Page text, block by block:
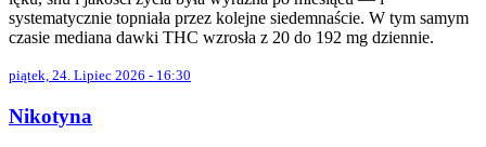
systematycznie topniała przez kolejne siedemnaście. W tym samym
czasie mediana dawki THC wzrosła z 20 do 192 mg dziennie.
piątek, 24. Lipiec 2026 - 16:30
Nikotyna